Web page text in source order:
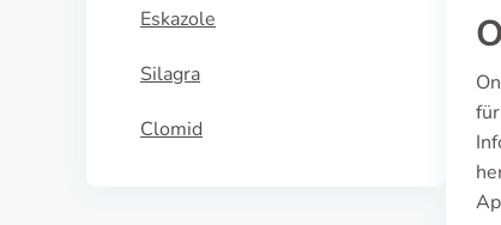
Eskazole
Silagra
Clomid